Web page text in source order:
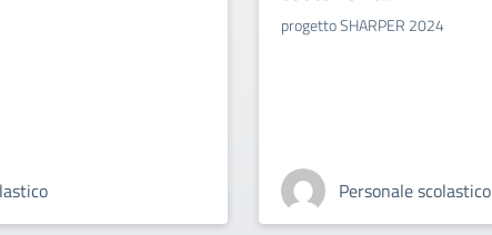
progetto SHARPER 2024
Personale scolastico